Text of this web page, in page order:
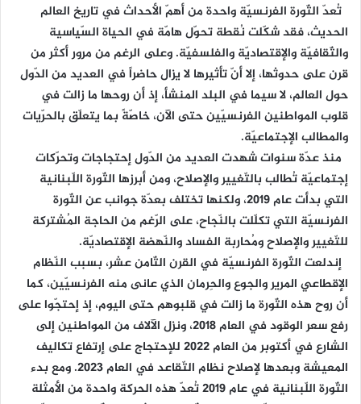
تُعدّ الثّورة الفرنسيّة واحدة من أهمّ الأحداث في تاريخ العالم
الحديث، فقد شكّلت نُقطة تحوّل هامّة في الحياة السّياسية
والثّقافيّة والإقتصاديّة والفلسفيّة. وعلى الرغم من مرور أكثر من
قرن على حدوثها، إلا أنّ تأثيرها لا يزال حاضراً في العديد من الدّول
حول العالم، لا سيما في البلد المنشأ، إذ أن روحها ما زالت في
قلوب المواطنين الفرنسيّين حتى الآن، خاصّةً بما يتعلّق بالحرّيات
والمطالب الإجتماعيّة.
منذ عدّة سنوات شهدت العديد من الدّول إحتجاجات وتحرّكات
إجتماعيّة تُطالب بالتّغيير والإصلاح، ومن أبرزها الثّورة اللّبنانية
التي بدأت عام 2019، ولكنها تختلف بعدّة جوانب عن الثّورة
الفرنسيّة التي تكلّلت بالنّجاح، على الرّغم من الحاجة المُشتركة
للتّغيير والإصلاح ومُحاربة الفساد والنّهضة الإقتصاديّة.
إندلعت الثّورة الفرنسيّة في القرن الثّامن عشر، بسبب النّظام
الإقطاعي المرير والجوع والحِرمان الذي عانى منه الفرنسيّين، كما
أن روح هذه الثّورة ما زالت في قلبوهم حتى اليوم، إذ إحتجّوا على
رفع سعر الوقود في العام 2018، ونزل الآلاف من المواطنين إلى
الشارع في أكتوبر من العام 2022 للإحتجاج على إرتفاع تكاليف
المعيشة وبعدها لإصلاح نظام التّقاعد في العام 2023. ومع بدء
الثّورة اللّبنانية في عام 2019 تُعدّ هذه الحركة واحدة من الأمثلة